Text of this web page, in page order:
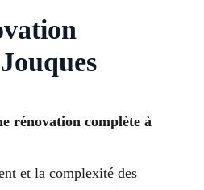
rénovation complète à
et la complexité des